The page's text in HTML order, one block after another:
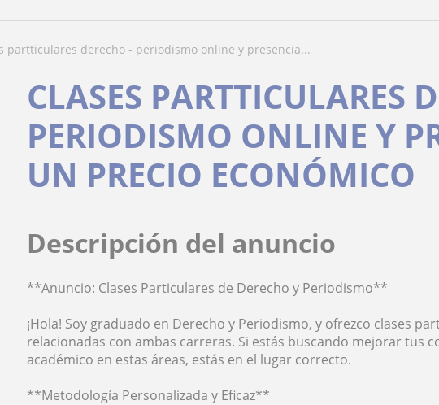
partticulares derecho - periodismo online y presencia...
CLASES PARTTICULARES
PERIODISMO ONLINE Y
UN PRECIO ECONÓMICO
Descripción del anuncio
**Anuncio: Clases Particulares de Derecho y Periodismo**
¡Hola! Soy graduado en Derecho y Periodismo, y ofrezco clases
relacionadas con ambas carreras. Si estás buscando mejorar tus
académico en estas áreas, estás en el lugar correcto.
**Metodología Personalizada y Eficaz**